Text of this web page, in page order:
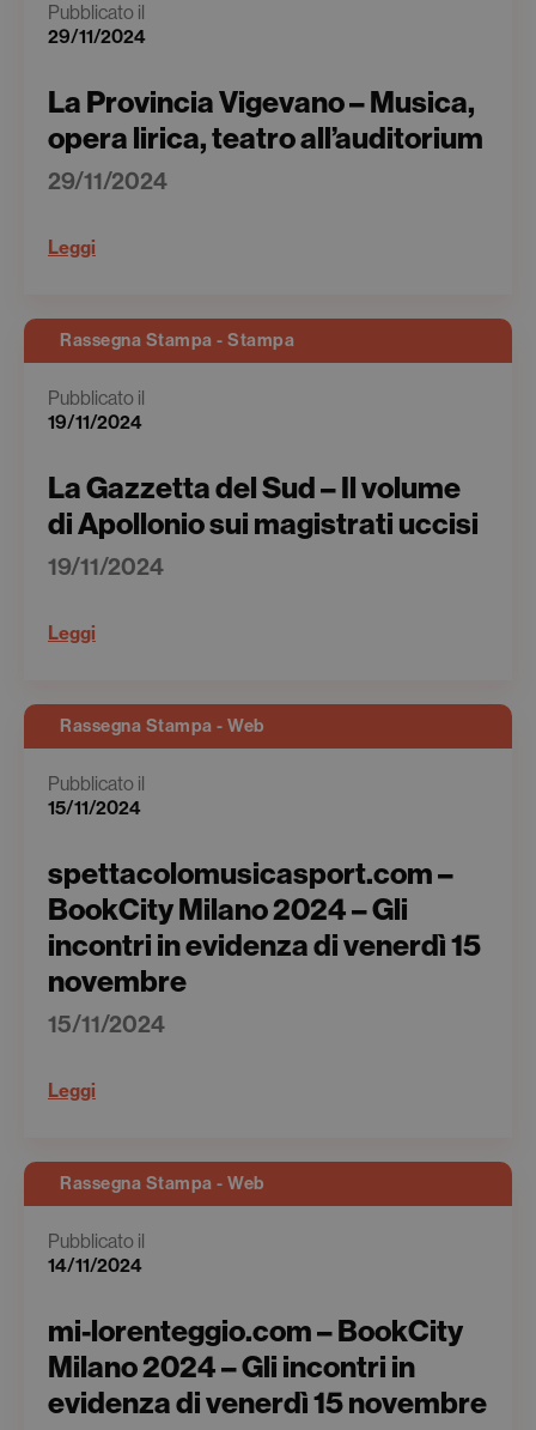
Pubblicato il
29/11/2024
La Provincia Vigevano – Musica,
opera lirica, teatro all’auditorium
29/11/2024
Leggi
Rassegna Stampa - Stampa
Pubblicato il
19/11/2024
La Gazzetta del Sud – Il volume
di Apollonio sui magistrati uccisi
19/11/2024
Leggi
Rassegna Stampa - Web
Pubblicato il
15/11/2024
spettacolomusicasport.com –
BookCity Milano 2024 – Gli
incontri in evidenza di venerdì 15
novembre
15/11/2024
Leggi
Rassegna Stampa - Web
Pubblicato il
14/11/2024
mi-lorenteggio.com – BookCity
Milano 2024 – Gli incontri in
evidenza di venerdì 15 novembre